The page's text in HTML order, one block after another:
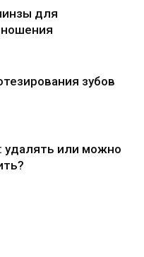
для
зубов
удалять или можно